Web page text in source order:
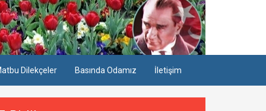
Dilekçeler Basında Odamız İletişim